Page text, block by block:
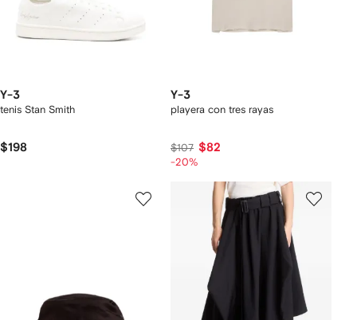
Y-3
tenis Stan Smith
$198
Y-3
playera con tres rayas
$107 $82
-20%